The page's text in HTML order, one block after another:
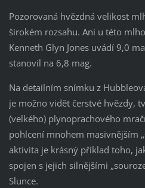
Pozorovaná hvězdná velikost
širokém rozsahu. Ani u této
Kenneth Glyn Jones uvádí 9,0
stanovil na 6,8 mag.
Na detailním snímku z
je možno vidět čerstvé hvězdy,
(velkého) plynoprachového
pohlcení mnohem masivnějším
aktivita je krásný příklad toho,
spojen s jejich silnějšími
Slunce.